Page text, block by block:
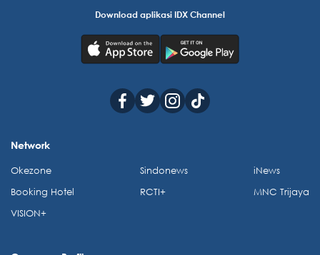
Download aplikasi IDX Channel
Network
Okezone
Booking Hotel
VISION+
Sindonews
RCTI+
iNews
MNC Trijaya